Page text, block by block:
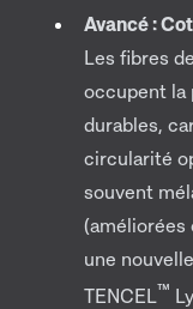
Avancé :
Les fibres
occupent la
durables,
circularité
souvent
(améliorées
une
TENCEL™